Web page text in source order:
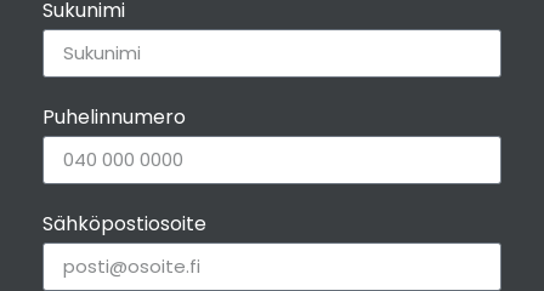
Valmis perustuspilarit
Katso lisätiedot
Sukunimi
Puhelinnumero
Sähköpostiosoite